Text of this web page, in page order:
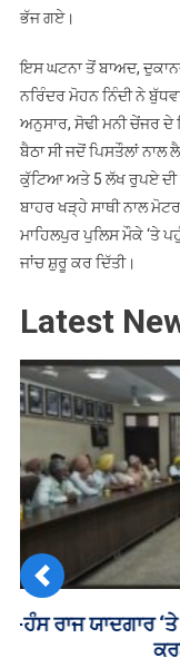
ਭੱਜ ਗਏ।
ਇਸ ਘਟਨਾ ਤੋਂ ਬਾਅਦ,
ਨਰਿੰਦਰ ਮੋਹਨ ਨਿੰਦੀ ਨੇ
ਅਨੁਸਾਰ, ਸੋਢੀ ਮਨੀ ਚੇਂਜਰ
ਬੈਠਾ ਸੀ ਜਦੋਂ ਪਿਸਤੌਲਾਂ
ਕੁੱਟਿਆ ਅਤੇ 5 ਲੱਖ ਰੁਪਏ
ਬਾਹਰ ਖੜ੍ਹੇ ਸਾਥੀ ਨਾਲ
ਮਾਹਿਲਪੁਰ ਪੁਲਿਸ ਮੌਕੇ ‘ਤੇ
ਜਾਂਚ ਸ਼ੁਰੂ ਕਰ ਦਿੱਤੀ।
Latest
Previous